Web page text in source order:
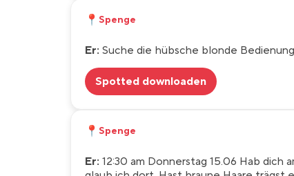
📍 Spenge
Er: Suche die hübsche blonde
Spotted downloaden
📍 Spenge
Er: 12:30 am Donnerstag 15.06 Hab dich